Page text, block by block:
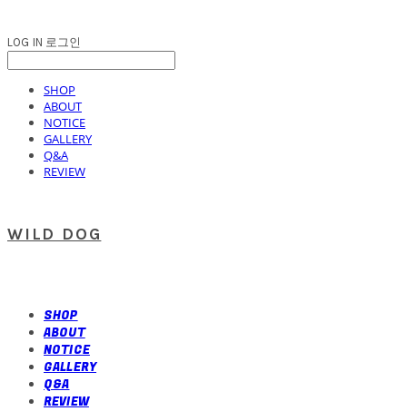
LOG IN 로그인
SHOP
ABOUT
NOTICE
GALLERY
Q&A
REVIEW
WILD DOG
SHOP
ABOUT
NOTICE
GALLERY
Q&A
REVIEW